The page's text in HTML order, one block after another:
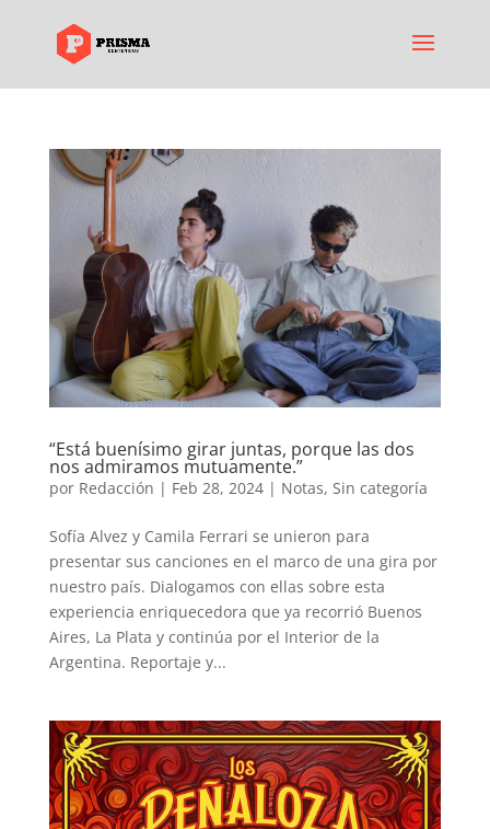
“Está buenísimo girar juntas, porque las dos
nos admiramos mutuamente.”
por Redacción | Feb 28, 2024| Notas, Sin categoría
Sofía Alvez y Camila Ferrari se unieron para
presentar sus canciones en el marco de una gira por
nuestro país. Dialogamos con ellas sobre esta
experiencia enriquecedora que ya recorrió Buenos
Aires, La Plata y continúa por el Interior de la
Argentina. Reportaje y...